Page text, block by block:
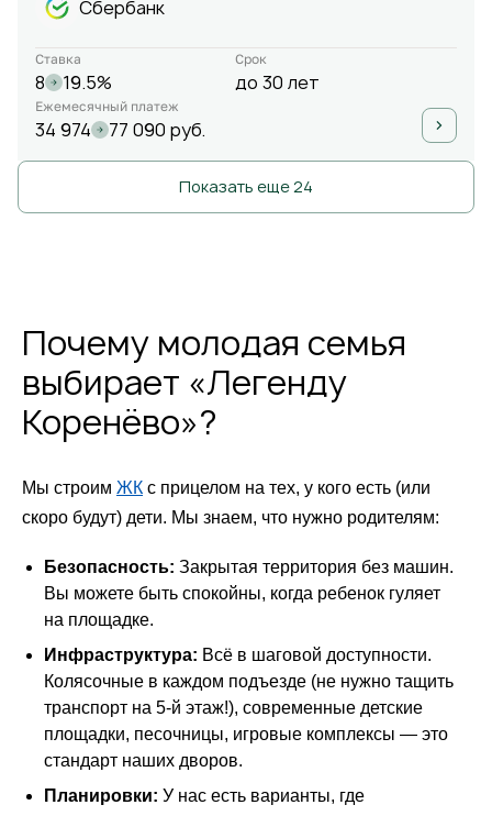
Сбербанк
Ставка
8 19.5%
Срок
до 30 лет
Ежемесячный платеж
34 974 77 090 руб.
Показать еще 24
Почему молодая семья
выбирает «Легенду
Коренёво»?
Мы строим ЖК с прицелом на тех, у кого есть (или
скоро будут) дети. Мы знаем, что нужно родителям:
Безопасность: Закрытая территория без машин.
Вы можете быть спокойны, когда ребенок гуляет
на площадке.
Инфраструктура: Всё в шаговой доступности.
Колясочные в каждом подъезде (не нужно тащить
транспорт на 5-й этаж!), современные детские
площадки, песочницы, игровые комплексы — это
стандарт наших дворов.
Планировки: У нас есть варианты, где